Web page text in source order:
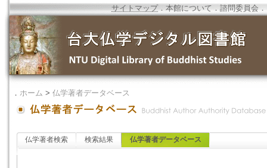
サイトマップ．本館について ．諮問委員会 ．
． ホーム > 仏学著者データベース
仏学著者検索 検索結果 仏学著者データベース